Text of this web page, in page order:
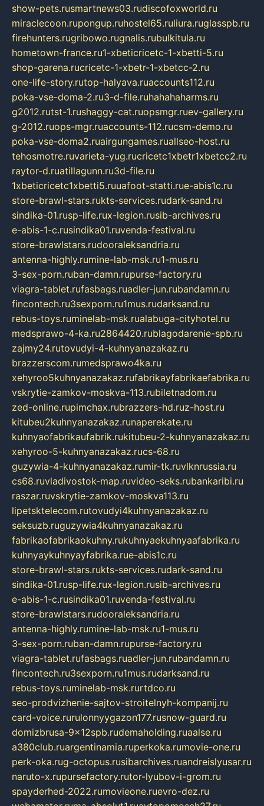
show-pets.rusmartnews03.rudiscofoxworld.ru
miraclecoon.rupongup.ruhostel65.ruliura.ruglasspb.ru
firehunters.rugribowo.rugnalis.rubulkitula.ru
hometown-france.ru1-xbeticricetc-1-xbetti-5.ru
shop-garena.rucricetc-1-xbetr-1-xbetcc-2.ru
one-life-story.rutop-halyava.ruaccounts112.ru
poka-vse-doma-2.ru3-d-file.ruhahahaharms.ru
g2012.rutst-1.rushaggy-cat.ruopsmgr.ruev-gallery.ru
g-2012.ruops-mgr.ruaccounts-112.rucsm-demo.ru
poka-vse-doma2.ruairgungames.ruallseo-host.ru
tehosmotre.ruvarieta-yug.rucricetc1xbetr1xbetcc2.ru
raytor-d.ruatillagunn.ru3d-file.ru
1xbeticricetc1xbetti5.ruuafoot-statti.rue-abis1c.ru
store-brawl-stars.rukts-services.rudark-sand.ru
sindika-01.rusp-life.rux-legion.rusib-archives.ru
e-abis-1-c.rusindika01.ruvenda-festival.ru
store-brawlstars.rudooraleksandria.ru
antenna-highly.rumine-lab-msk.ru1-mus.ru
3-sex-porn.ruban-damn.rupurse-factory.ru
viagra-tablet.rufasbags.ruadler-jun.rubandamn.ru
fincontech.ru3sexporn.ru1mus.rudarksand.ru
rebus-toys.ruminelab-msk.rualabuga-cityhotel.ru
medsprawo-4-ka.ru2864420.rublagodarenie-spb.ru
zajmy24.rutovudyi-4-kuhnyanazakaz.ru
brazzerscom.rumedsprawo4ka.ru
xehyroo5kuhnyanazakaz.rufabrikayfabrikaefabrika.ru
vskrytie-zamkov-moskva-113.rubiletnadom.ru
zed-online.rupimchax.rubrazzers-hd.ruz-host.ru
kitubeu2kuhnyanazakaz.runaperekate.ru
kuhnyaofabrikaufabrik.rukitubeu-2-kuhnyanazakaz.ru
xehyroo-5-kuhnyanazakaz.rucs-68.ru
guzywia-4-kuhnyanazakaz.rumir-tk.ruvlknrussia.ru
cs68.ruvladivostok-map.ruvideo-seks.rubankaribi.ru
raszar.ruvskrytie-zamkov-moskva113.ru
lipetsktelecom.rutovudyi4kuhnyanazakaz.ru
seksuzb.ruguzywia4kuhnyanazakaz.ru
fabrikaofabrikaokuhny.rukuhnyaekuhnyaafabrika.ru
kuhnyaykuhnyayfabrika.rue-abis1c.ru
store-brawl-stars.rukts-services.rudark-sand.ru
sindika-01.rusp-life.rux-legion.rusib-archives.ru
e-abis-1-c.rusindika01.ruvenda-festival.ru
store-brawlstars.rudooraleksandria.ru
antenna-highly.rumine-lab-msk.ru1-mus.ru
3-sex-porn.ruban-damn.rupurse-factory.ru
viagra-tablet.rufasbags.ruadler-jun.rubandamn.ru
fincontech.ru3sexporn.ru1mus.rudarksand.ru
rebus-toys.ruminelab-msk.rurtdco.ru
seo-prodvizhenie-sajtov-stroitelnyh-kompanij.ru
card-voice.rurulonnyygazon177.rusnow-guard.ru
domizbrusa-9x12spb.rudemaholding.ruaalse.ru
a380club.ruargentinamia.ruperkoka.rumovie-one.ru
perk-oka.rug-octopus.rusibarchives.ruandreislyusar.ru
naruto-x.rupursefactory.rutor-lyubov-i-grom.ru
spayderhed-2022.rumovieone.ruevro-dez.ru